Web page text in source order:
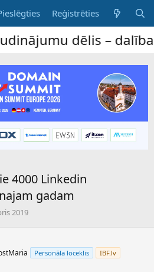
Reģistrēties
– dalība ir bez
4000 Linkedin
gadam
2019
Personāla loceklis IBF.lv